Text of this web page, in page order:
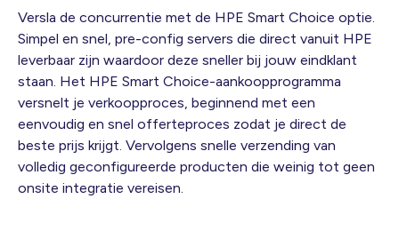
Versla de concurrentie met de HPE Smart Choice optie.
Simpel en snel, pre-config servers die direct vanuit HPE
leverbaar zijn waardoor deze sneller bij jouw eindklant
staan. Het HPE Smart Choice-aankoopprogramma
versnelt je verkoopproces, beginnend met een
eenvoudig en snel offerteproces zodat je direct de
beste prijs krijgt. Vervolgens snelle verzending van
volledig geconfigureerde producten die weinig tot geen
onsite integratie vereisen.